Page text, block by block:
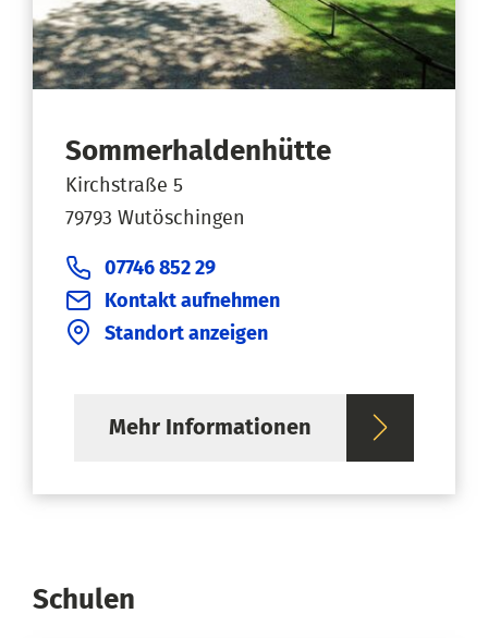
Sommerhaldenhütte
Kirchstraße 5
79793 Wutöschingen
07746 852 29
Kontakt aufnehmen
Standort anzeigen
Mehr Informationen
Schulen